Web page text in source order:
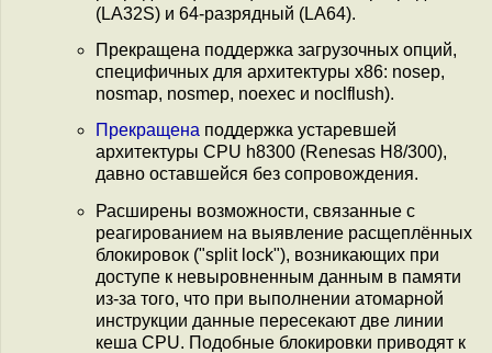
(LA32S) и 64-разрядный (LA64).
Прекращена поддержка загрузочных опций,
специфичных для архитектуры x86: nosep,
nosmap, nosmep, noexec и noclflush).
Прекращена поддержка устаревшей
архитектуры CPU h8300 (Renesas H8/300),
давно оставшейся без сопровождения.
Расширены возможности, связанные с
реагированием на выявление расщеплённых
блокировок ("split lock"), возникающих при
доступе к невыровненным данным в памяти
из-за того, что при выполнении атомарной
инструкции данные пересекают две линии
кеша CPU. Подобные блокировки приводят к